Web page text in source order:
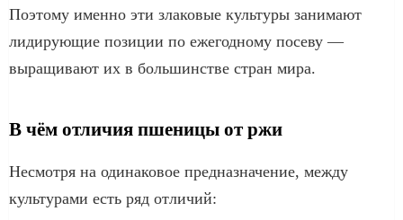
Поэтому именно эти злаковые культуры занимают
лидирующие позиции по ежегодному посеву —
выращивают их в большинстве стран мира.
В чём отличия пшеницы от ржи
Несмотря на одинаковое предназначение, между
культурами есть ряд отличий: